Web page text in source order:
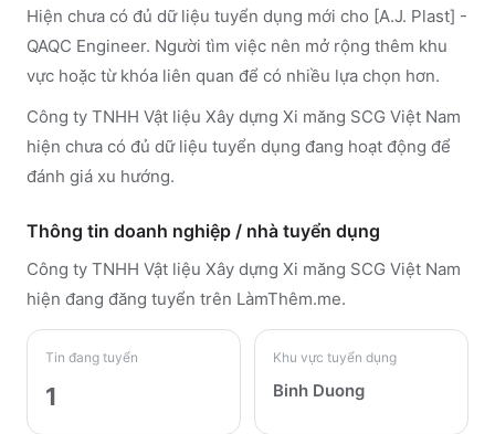
Hiện chưa có đủ dữ liệu tuyển dụng mới cho [A.J. Plast] -
QAQC Engineer. Người tìm việc nên mở rộng thêm khu
vực hoặc từ khóa liên quan để có nhiều lựa chọn hơn.
Công ty TNHH Vật liệu Xây dựng Xi măng SCG Việt Nam
hiện chưa có đủ dữ liệu tuyển dụng đang hoạt động để
đánh giá xu hướng.
Thông tin doanh nghiệp / nhà tuyển dụng
Công ty TNHH Vật liệu Xây dựng Xi măng SCG Việt Nam
hiện đang đăng tuyển trên LàmThêm.me.
Tin đang tuyển
1
Khu vực tuyển dụng
Binh Duong